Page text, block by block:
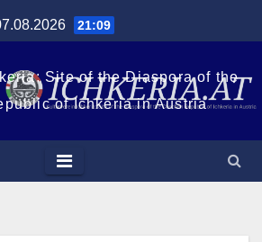
21:09
Site of the Diaspora of the
of Ichkeria in Austria